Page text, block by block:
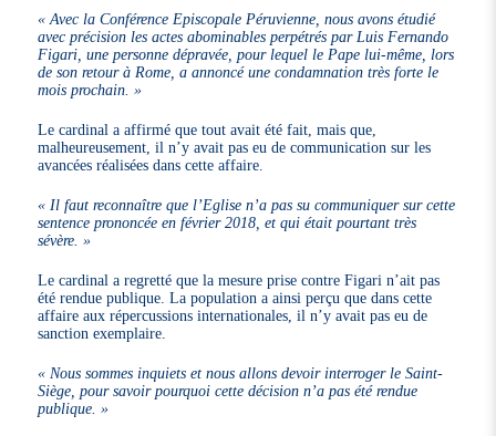
« Avec la Conférence Episcopale Péruvienne, nous avons étudié
avec précision les actes abominables perpétrés par Luis Fernando
Figari, une personne dépravée, pour lequel le Pape lui-même, lors
de son retour à Rome, a annoncé une condamnation très forte le
mois prochain. »
Le cardinal a affirmé que tout avait été fait, mais que,
malheureusement, il n’y avait pas eu de communication sur les
avancées réalisées dans cette affaire.
« Il faut reconnaître que l’Eglise n’a pas su communiquer sur cette
sentence prononcée en février 2018, et qui était pourtant très
sévère. »
Le cardinal a regretté que la mesure prise contre Figari n’ait pas
été rendue publique. La population a ainsi perçu que dans cette
affaire aux répercussions internationales, il n’y avait pas eu de
sanction exemplaire.
« Nous sommes inquiets et nous allons devoir interroger le Saint-
Siège, pour savoir pourquoi cette décision n’a pas été rendue
publique. »